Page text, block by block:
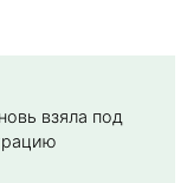
взяла под